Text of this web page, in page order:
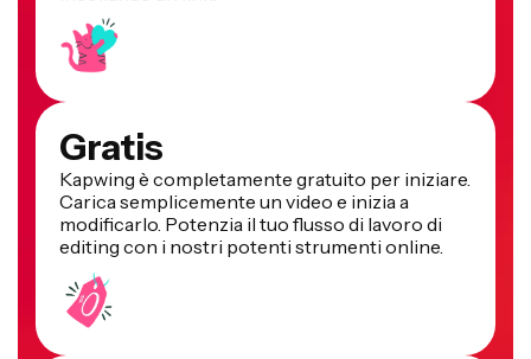
Gratis
Kapwing è completamente gratuito per iniziare.
Carica semplicemente un video e inizia a
modificarlo. Potenzia il tuo flusso di lavoro di
editing con i nostri potenti strumenti online.